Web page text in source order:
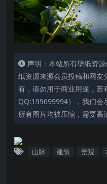
声明：本站所有壁纸资
纸资源来源会员投稿和网友
有，请勿用于商业用途，若
QQ:199699994），我们会
所有图片均被压缩，需要高
山脉 建筑 景观